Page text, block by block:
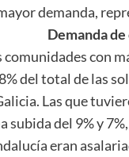
demanda,
Demanda
con
del total de las
Las que
subida del 9% y
eran